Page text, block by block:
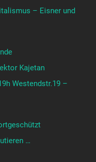
– Eisner und
Kajetan
Westendstr.19 –
…